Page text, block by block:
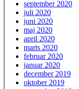
september 2020
juli 2020
juni 2020
maj 2020
april 2020
marts 2020
februar 2020
januar 2020
december 2019
oktober 2019